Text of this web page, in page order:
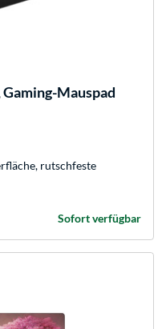
Mauspad
rutschfeste
Sofort verfügbar